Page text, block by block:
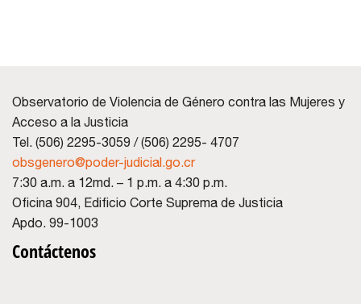
Observatorio de Violencia de Género contra las Mujeres y
Acceso a la Justicia
Tel. (506) 2295-3059 / (506) 2295- 4707
obsgenero@poder-judicial.go.cr
7:30 a.m. a 12md. – 1 p.m. a 4:30 p.m.
Oficina 904, Edificio Corte Suprema de Justicia
Apdo. 99-1003
Contáctenos